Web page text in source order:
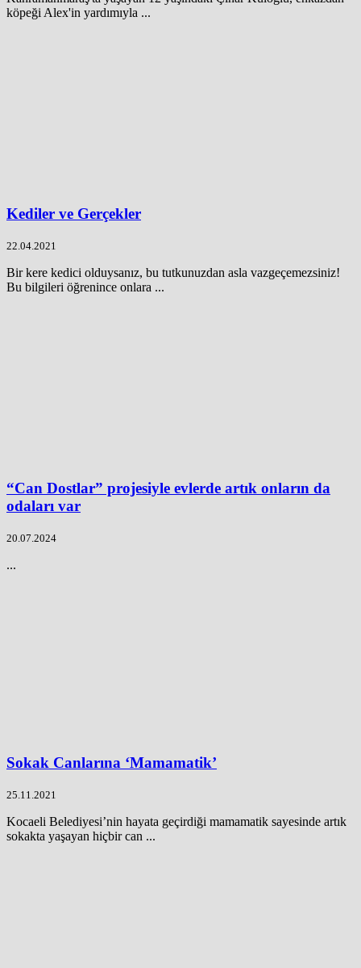
köpeği Alex'in yardımıyla ...
Kediler ve Gerçekler
22.04.2021
Bir kere kedici olduysanız, bu tutkunuzdan asla vazgeçemezsiniz!
Bu bilgileri öğrenince onlara ...
“Can Dostlar” projesiyle evlerde artık onların da
odaları var
20.07.2024
...
Sokak Canlarına ‘Mamamatik’
25.11.2021
Kocaeli Belediyesi’nin hayata geçirdiği mamamatik sayesinde artık
sokakta yaşayan hiçbir can ...